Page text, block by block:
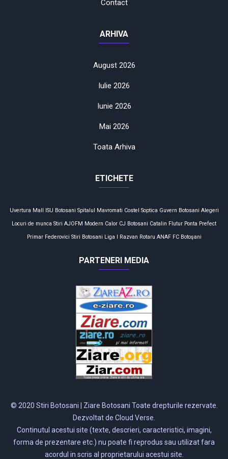
Contact
ARHIVA
August 2026
Iulie 2026
Iunie 2026
Mai 2026
Toata Arhiva
ETICHETE
Uvertura Mall ISU Botosani Spitalul Mavromati Costel Soptica Guvern Botosani Alegeri
Locuri de munca Stiri AJOFM Modern Calor CJ Botosani Catalin Flutur Ponta Prefect
Primar Federovici Stiri Botosani Liga I Razvan Rotaru ANAF FC Botoşani
PARTENERI MEDIA
© 2020 Stiri Botosani | Ziare Botosani Toate drepturile rezervate.
Dezvoltat de Cloud Verse.
Continutul acestui site (texte, descrieri, caracteristici, imagini,
forma de prezentare etc.) nu poate fi reprodus sau utilizat fara
acordul in scris al proprietarului acestui site.